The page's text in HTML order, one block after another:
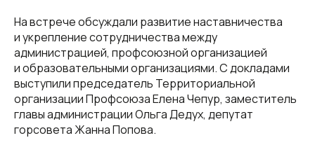
На встрече обсуждали развитие наставничества
и укрепление сотрудничества между
администрацией, профсоюзной организацией
и образовательными организациями. С докладами
выступили председатель Территориальной
организации Профсоюза Елена Чепур, заместитель
главы администрации Ольга Дедух, депутат
горсовета Жанна Попова.